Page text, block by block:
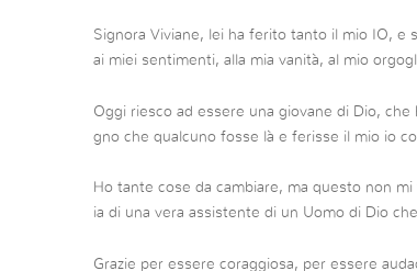
Signora Viviane, lei ha ferito tanto il mio IO,
ai miei sentimenti, alla mia vanità, al mio
Oggi riesco ad essere una giovane di Dio,
gno che qualcuno fosse là e ferisse il mio io
Ho tante cose da cambiare, ma questo non
ia di una vera assistente di un Uomo di Dio
Grazie per essere coraggiosa, per essere